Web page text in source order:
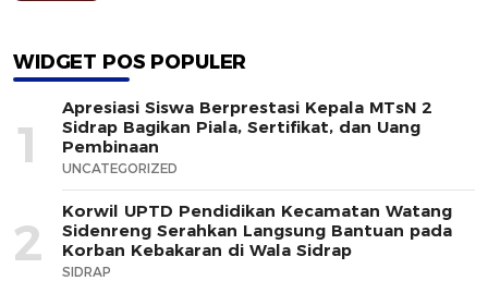
WIDGET POS POPULER
1
Apresiasi Siswa Berprestasi Kepala MTsN 2
Sidrap Bagikan Piala, Sertifikat, dan Uang
Pembinaan
UNCATEGORIZED
2
Korwil UPTD Pendidikan Kecamatan Watang
Sidenreng Serahkan Langsung Bantuan pada
Korban Kebakaran di Wala Sidrap
SIDRAP